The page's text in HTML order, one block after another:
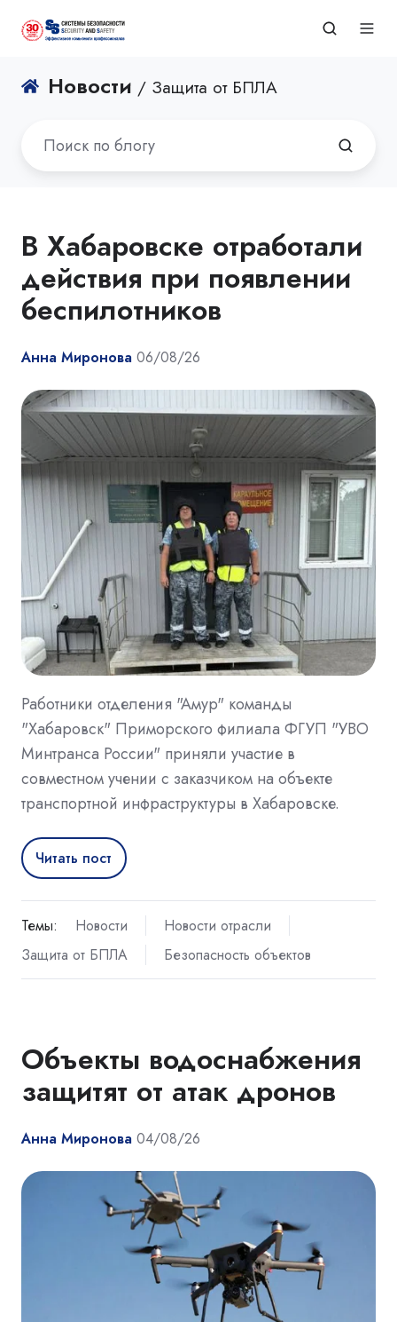
Новости / Защита от БПЛА
В Хабаровске отработали
действия при появлении
беспилотников
Анна Миронова 06/08/26
Работники отделения "Амур" команды
"Хабаровск" Приморского филиала ФГУП "УВО
Минтранса России" приняли участие в
совместном учении с заказчиком на объекте
транспортной инфраструктуры в Хабаровске.
Читать пост
Темы: Новости
Новости отрасли
Защита от БПЛА
Безопасность объектов
Объекты водоснабжения
защитят от атак дронов
Анна Миронова 04/08/26